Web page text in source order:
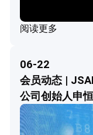
阅读更多
06-22
会员动态 |
公司创始人申